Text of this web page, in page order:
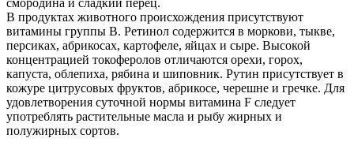
смородина и сладкий перец.
В продуктах животного происхождения присутствуют
витамины группы B. Ретинол содержится в моркови, тыкве,
персиках, абрикосах, картофеле, яйцах и сыре. Высокой
концентрацией токоферолов отличаются орехи, горох,
капуста, облепиха, рябина и шиповник. Рутин присутствует в
кожуре цитрусовых фруктов, абрикосе, черешне и гречке. Для
удовлетворения суточной нормы витамина F следует
употреблять растительные масла и рыбу жирных и
полужирных сортов.